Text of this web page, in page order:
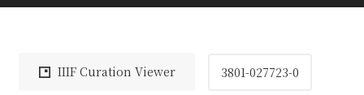
IIIF Curation Viewer 3801-027723-0